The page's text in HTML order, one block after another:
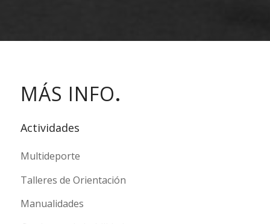
MÁS INFO.
Actividades
Multideporte
Talleres de Orientación
Manualidades